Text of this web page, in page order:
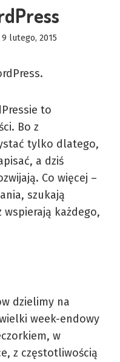
9 lutego, 2015
to
Bo z
tylko dlatego,
a dziś
Co więcej –
szukają
każdego,
dzielimy na
week-endowy
w
z częstotliwością